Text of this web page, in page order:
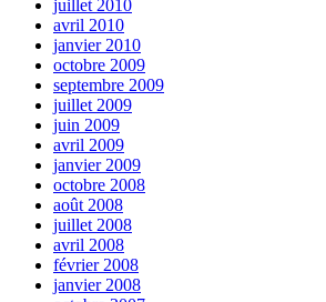
juillet 2010
avril 2010
janvier 2010
octobre 2009
septembre 2009
juillet 2009
juin 2009
avril 2009
janvier 2009
octobre 2008
août 2008
juillet 2008
avril 2008
février 2008
janvier 2008